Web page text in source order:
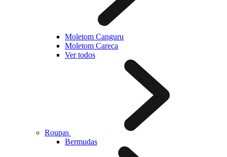
Moletom Canguru
Moletom Careca
Ver todos
Roupas
Bermudas